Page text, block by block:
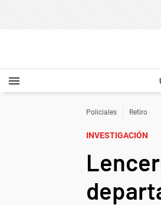
Policiales Retiro
INVESTIGACIÓN